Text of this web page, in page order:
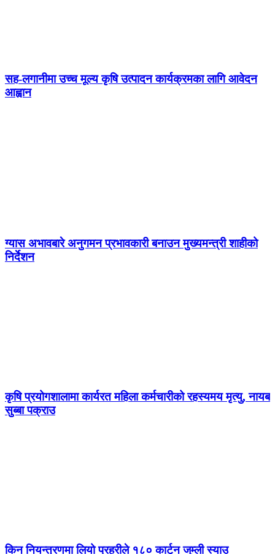
सह-लगानीमा उच्च मूल्य कृषि उत्पादन कार्यक्रमका लागि आवेदन
आह्वान
ग्यास अभावबारे अनुगमन प्रभावकारी बनाउन मुख्यमन्त्री शाहीको
निर्देशन
कृषि प्रयोगशालामा कार्यरत महिला कर्मचारीको रहस्यमय मृत्यु, नायब
सुब्बा पक्राउ
किन नियन्त्रणमा लियो प्रहरीले १८० कार्टुन जुम्ली स्याउ